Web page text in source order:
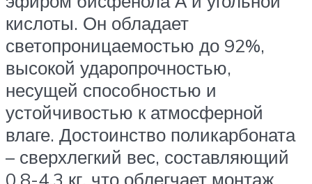
кислоты. Он обладает
светопроницаемостью до 92%,
высокой ударопрочностью,
несущей способностью и
устойчивостью к атмосферной
влаге. Достоинство поликарбоната
– сверхлегкий вес, составляющий
0.8-4,3 кг, что облегчает монтаж